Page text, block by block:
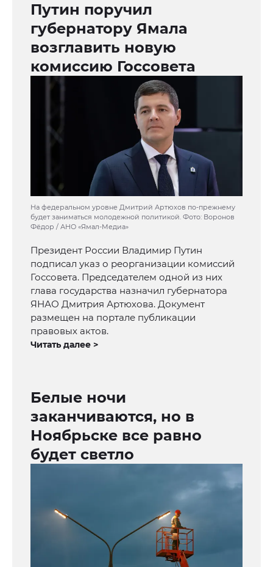
Путин поручил
губернатору Ямала
возглавить новую
комиссию Госсовета
На федеральном уровне Дмитрий Артюхов по-прежнему
будет заниматься молодежной политикой. Фото: Воронов
Фёдор / АНО «Ямал-Медиа»
Президент России Владимир Путин
подписал указ о реорганизации комиссий
Госсовета. Председателем одной из них
глава государства назначил губернатора
ЯНАО Дмитрия Артюхова. Документ
размещен на портале публикации
правовых актов.
Читать далее >
Белые ночи
заканчиваются, но в
Ноябрьске все равно
будет светло